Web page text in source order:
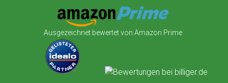
Ausgezeichnet bewertet von Amazon Prime